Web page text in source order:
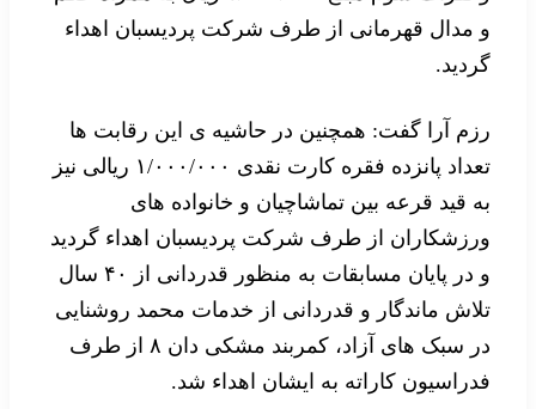
و مدال قهرمانی از طرف شرکت پردیسبان اهداء
گردید.
رزم آرا گفت: همچنین در حاشیه ی این رقابت ها
تعداد پانزده فقره کارت نقدی ۱/۰۰۰/۰۰۰ ریالی نیز
به قید قرعه بین تماشاچیان و خانواده های
ورزشکاران از طرف شرکت پردیسبان اهداء گردید
و در پایان مسابقات به منظور قدردانی از ۴۰ سال
تلاش ماندگار و قدردانی از خدمات محمد روشنایی
در سبک های آزاد، کمربند مشکی دان ۸ از طرف
فدراسیون کاراته به ایشان اهداء شد.